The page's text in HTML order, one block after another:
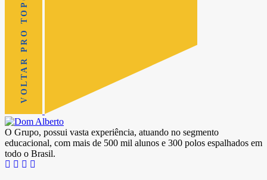
VOLTAR PRO TOPO
O Grupo, possui vasta experiência, atuando no segmento
educacional, com mais de 500 mil alunos e 300 polos espalhados em
todo o Brasil.